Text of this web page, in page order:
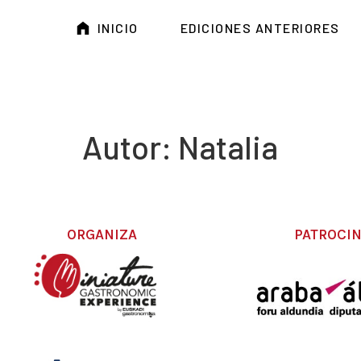
INICIO EDICIONES ANTERIORES
Autor: Natalia
ORGANIZA